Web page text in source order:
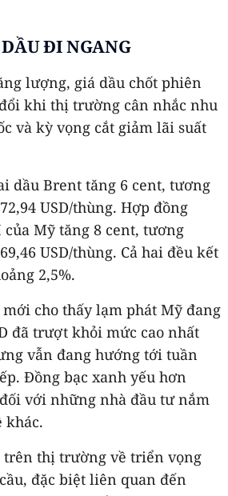
ĐI NGANG
lượng, giá dầu chốt phiên
khi thị trường cân nhắc nhu
và kỳ vọng cắt giảm lãi suất
dầu Brent tăng 6 cent, tương
USD/thùng. Hợp đồng
Mỹ tăng 8 cent, tương
USD/thùng. Cả hai đều kết
2,5%.
cho thấy lạm phát Mỹ đang
đã trượt khỏi mức cao nhất
vẫn đang hướng tới tuần
Đồng bạc xanh yếu hơn
với những nhà đầu tư nắm
khác.
trên thị trường về triển vọng
đặc biệt liên quan đến